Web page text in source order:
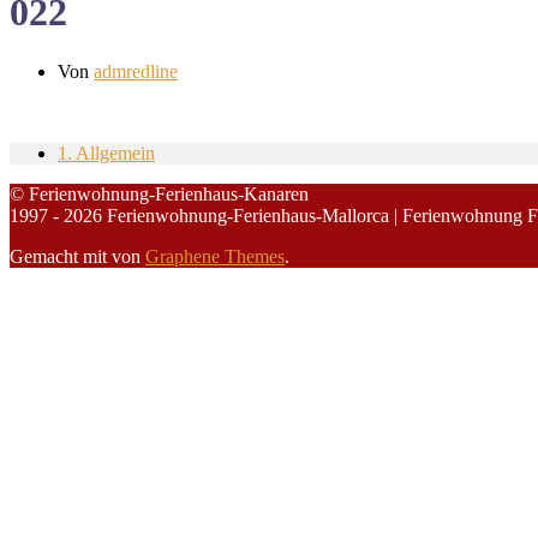
022
Von admredline
1. Allgemein
© Ferienwohnung-Ferienhaus-Kanaren
1997 - 2026 Ferienwohnung-Ferienhaus-Mallorca | Ferienwohnung
Gemacht mit von Graphene Themes.